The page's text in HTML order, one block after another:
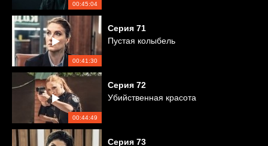
00:45:04
00:41:30
Серия 71
Пустая колыбель
00:44:49
Серия 72
Убийственная красота
Серия 73